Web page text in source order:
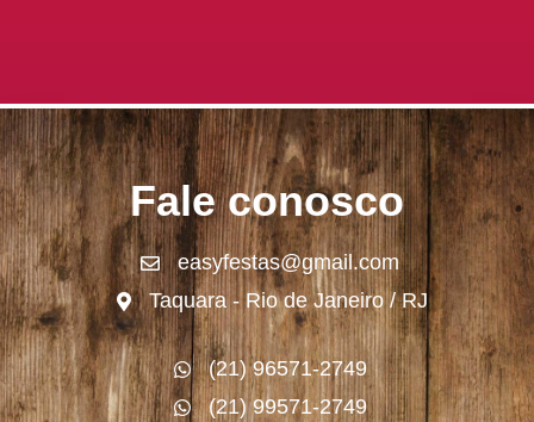
Fale conosco
easyfestas@gmail.com
Taquara - Rio de Janeiro / RJ
(21) 96571-2749
(21) 99571-2749